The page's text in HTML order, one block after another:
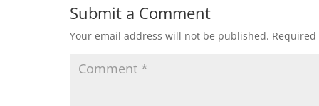
Submit a Comment
Your email address will not be published.